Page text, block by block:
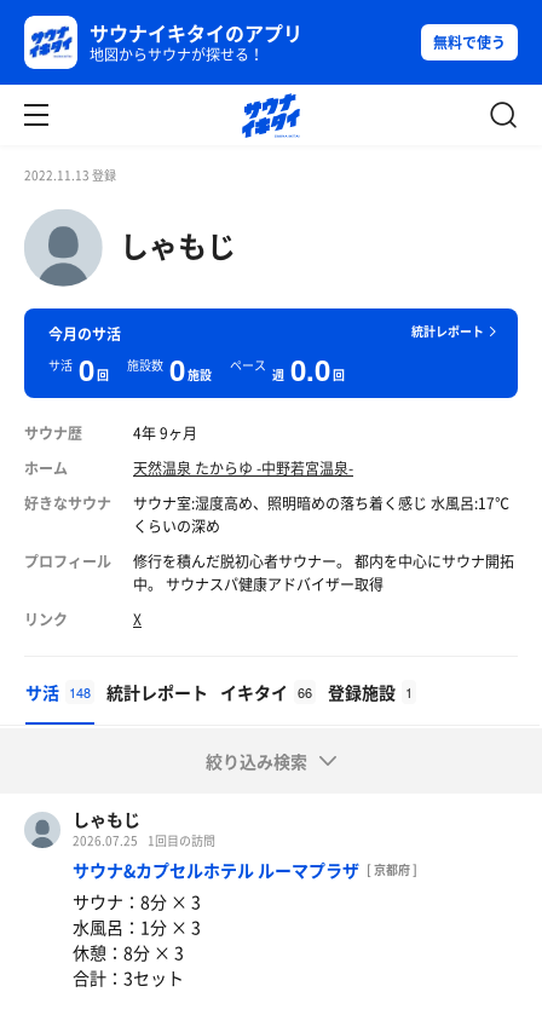
サウナイキタイのアプリ
地図からサウナが探せる！
無料で使う
2022.11.13 登録
しゃもじ
統計レポート
今月のサ活
サ活 0回
施設数 0施設
ペース
週 0.0回
サウナ歴
4年 9ヶ月
ホーム
天然温泉 たからゆ -中野若宮温泉-
好きなサウナ
サウナ室:湿度高め、照明暗めの落ち着く感じ 水風呂:17℃
くらいの深め
プロフィール
修行を積んだ脱初心者サウナー。 都内を中心にサウナ開拓
中。 サウナスパ健康アドバイザー取得
リンク
X
サ活 148 統計レポート イキタイ 66 登録施設 1
絞り込み検索
しゃもじ
2026.07.25 1回目の訪問
サウナ&カプセルホテル ルーマプラザ [ 京都府 ]
サウナ：8分 × 3
水風呂：1分 × 3
休憩：8分 × 3
合計：3セット